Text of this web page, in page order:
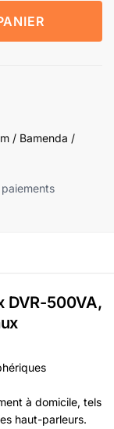
/ Bamenda /
DVR-500VA,
à domicile, tels
haut-parleurs.